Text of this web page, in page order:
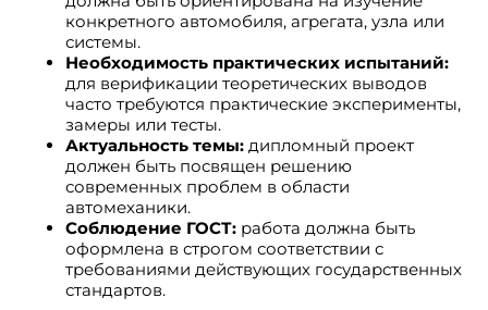
конкретного автомобиля, агрегата, узла или
системы.
Необходимость практических испытаний:
для верификации теоретических выводов
часто требуются практические эксперименты,
замеры или тесты.
Актуальность темы: дипломный проект
должен быть посвящен решению
современных проблем в области
автомеханики.
Соблюдение ГОСТ: работа должна быть
оформлена в строгом соответствии с
требованиями действующих государственных
стандартов.